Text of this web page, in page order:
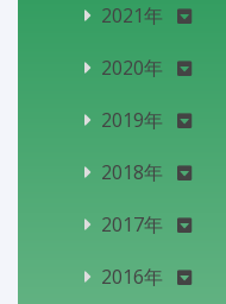
2021年
2020年
2019年
2018年
2017年
2016年